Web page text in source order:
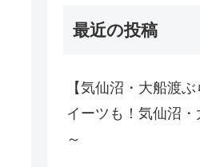
最近の投稿
【気仙沼・大船渡
イーツも！気仙沼
～